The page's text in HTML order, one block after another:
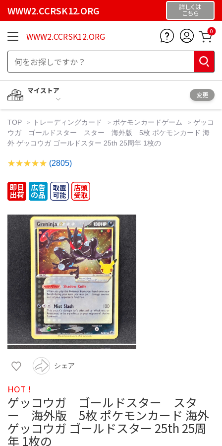
WWW2.CCRSK12.ORG 詳しくは
こちら
WWW2.CCRSK12.ORG 0
マイストア
変更
TOP トレーディングカード ポケモンカードゲーム
ゲッコ
ウガ ゴールドスター スター 海外版 5枚 ポケモンカード 海
外 ゲッコウガ ゴールドスター 25th 25周年 1枚の
(2805)
シェア
HOT !
ゲッコウガ ゴールドスター スタ
ー 海外版 5枚 ポケモンカード 海外
ゲッコウガ ゴールドスター 25th 25周
年 1枚の